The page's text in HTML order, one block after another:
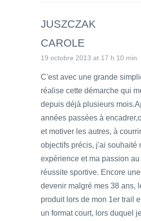
JUSZCZAK
CAROLE
19 octobre 2013 at 17 h 10 min
C'est avec une grande
réalise cette démarche qui
depuis déjà plusieurs
années passées à
et motiver les autres, à
objectifs précis, j'ai souhaité
expérience et ma passion
réussite sportive. Encore
devenir malgré mes 38 ans,
produit lors de mon 1er trail
un format court, lors duquel